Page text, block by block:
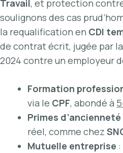
Travail, et protection
soulignons des cas
la requalification en CDI
de contrat écrit, jugée par la
2024 contre un employeur
Formation
via le CPF, abondé à
Primes d’ancienneté
réel, comme chez
Mutuelle entreprise